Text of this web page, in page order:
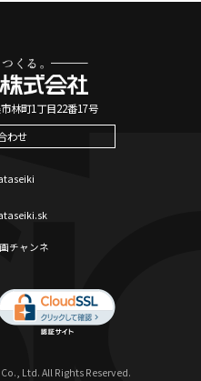
林町1丁目22番17号
わせ
チャンネ
Ltd. All Rights Reserved.